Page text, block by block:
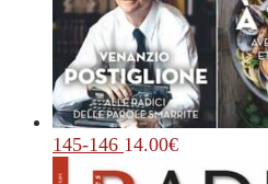
145-146 14.00€